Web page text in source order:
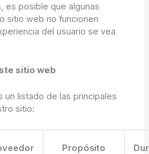
es posible que algunas
sitio web no funcionen
del usuario se vea
sitio web
un listado de las principales
sitio:
Propósito